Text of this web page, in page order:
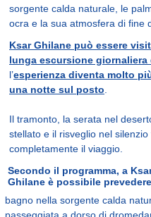
sorgente calda naturale, le
ocra e la sua atmosfera di fine
Ksar Ghilane può essere
lunga escursione giornaliera
l’esperienza diventa molto
una notte sul posto
Il tramonto, la serata nel
stellato e il risveglio nel
completamente il viaggio.
Secondo il programma, a
Ghilane è possibile
bagno nella sorgente calda